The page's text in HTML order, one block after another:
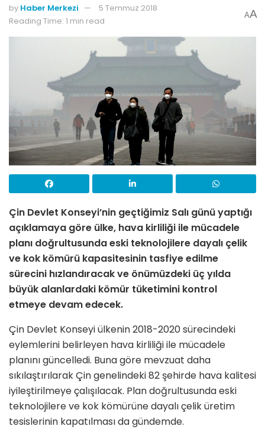
by Haber Merkezi
5 Temmuz 2018
Reading Time: 1 min read
AA
Çin Devlet Konseyi’nin geçtiğimiz Salı günü yaptığı
açıklamaya göre ülke, hava kirliliği ile mücadele
planı doğrultusunda eski teknolojilere dayalı çelik
ve kok kömürü kapasitesinin tasfiye edilme
sürecini hızlandıracak ve önümüzdeki üç yılda
büyük alanlardaki kömür tüketimini kontrol
etmeye devam edecek.
Çin Devlet Konseyi ülkenin 2018-2020 sürecindeki
eylemlerini belirleyen hava kirliliği ile mücadele
planını güncelledi. Buna göre mevzuat daha
sıkılaştırılarak Çin genelindeki 82 şehirde hava kalitesi
iyileştirilmeye çalışılacak. Plan doğrultusunda eski
teknolojilere ve kok kömürüne dayalı çelik üretim
tesislerinin kapatılması da gündemde.